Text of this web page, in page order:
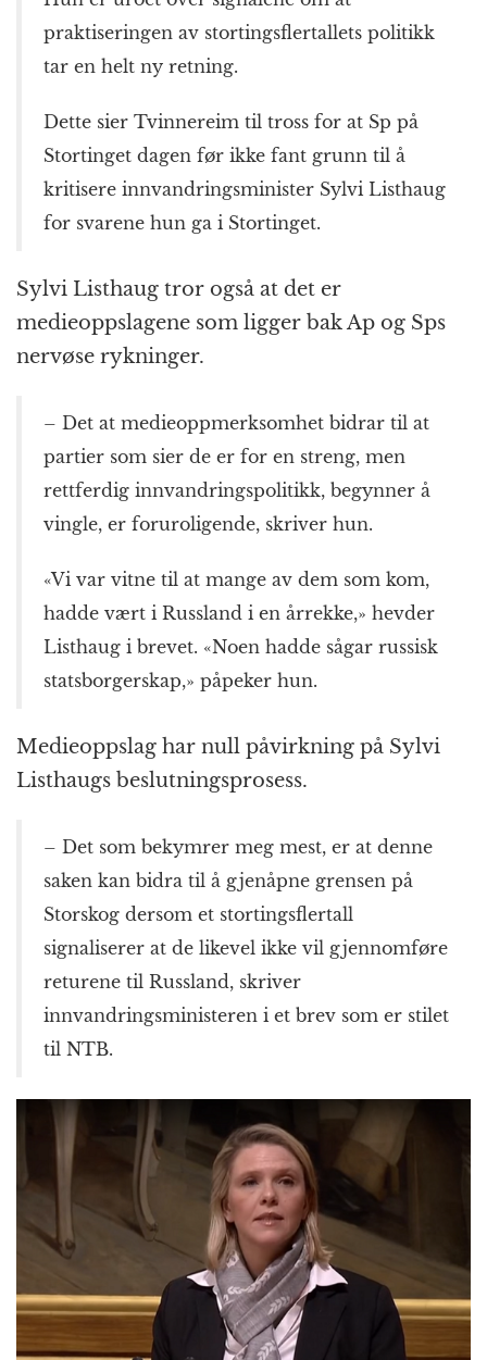
praktiseringen av stortings­flertallets politikk
tar en helt ny retning.
Dette sier Tvinnereim til tross for at Sp på
Stortinget dagen før ikke fant grunn til å
kritisere innvandringsminister Sylvi Listhaug
for svarene hun ga i Stortinget.
Sylvi Listhaug tror også at det er
medieoppslagene som ligger bak Ap og Sps
nervøse rykninger.
– Det at medieoppmerksomhet bidrar til at
partier som sier de er for en streng, men
rettferdig innvandringspolitikk, begynner å
vingle, er foruroligende, skriver hun.
«Vi var vitne til at mange av dem som kom,
hadde vært i Russland i en årrekke,» hevder
Listhaug i brevet. «Noen hadde sågar russisk
statsborgerskap,» påpeker hun.
Medieoppslag har null påvirkning på Sylvi
Listhaugs beslutningsprosess.
– Det som bekymrer meg mest, er at denne
saken kan bidra til å gjenåpne grensen på
Storskog dersom et stortingsflertall
signaliserer at de likevel ikke vil gjennomføre
returene til Russland, skriver
innvandringsministeren i et brev som er stilet
til NTB.